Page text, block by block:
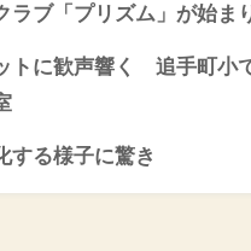
ラブ「プリズム」が始ま
トに歓声響く 追手町小
する様子に驚き